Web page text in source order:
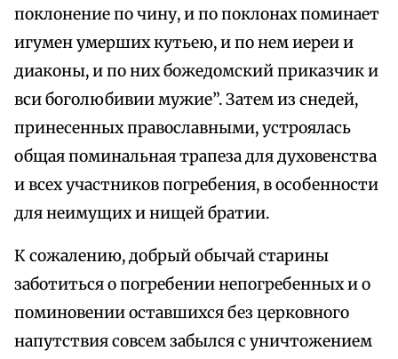
поклонение по чину, и по поклонах поминает
игумен умерших кутьею, и по нем иереи и
диаконы, и по них божедомский приказчик и
вси боголюбивии мужие”. Затем из снедей,
принесенных православными, устроялась
общая поминальная трапеза для духовенства
и всех участников погребения, в особенности
для неимущих и нищей братии.
К сожалению, добрый обычай старины
заботиться о погребении непогребенных и о
поминовении оставшихся без церковного
напутствия совсем забылся с уничтожением